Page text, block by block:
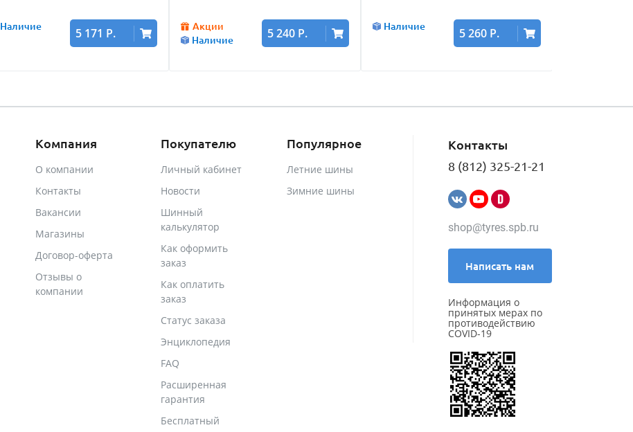
Наличие 5 171 Р.
Акции
Наличие
5 240 Р. Наличие 5 260 Р.
Компания
О компании
Контакты
Вакансии
Магазины
Договор-оферта
Отзывы о
компании
Покупателю
Личный кабинет
Новости
Шинный
калькулятор
Как оформить
заказ
Как оплатить
заказ
Статус заказа
Энциклопедия
FAQ
Расширенная
гарантия
Бесплатный
Популярное
Летние шины
Зимние шины
Контакты
8 (812) 325-21-21
shop@tyres.spb.ru
Написать нам
Информация о
принятых мерах по
противодействию
COVID-19